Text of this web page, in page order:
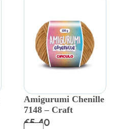
Amigurumi Chenille
7148 – Craft
€5.40